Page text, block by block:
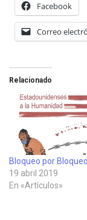
Facebook
Correo
Relacionado
Bloqueo por Bloqueo.
19 abril 2019
En «Artículos»